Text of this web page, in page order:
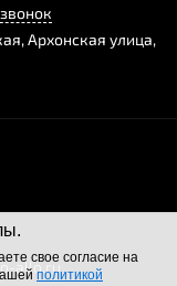
свое согласие на
политикой
,Архонская улица,
allo.ru